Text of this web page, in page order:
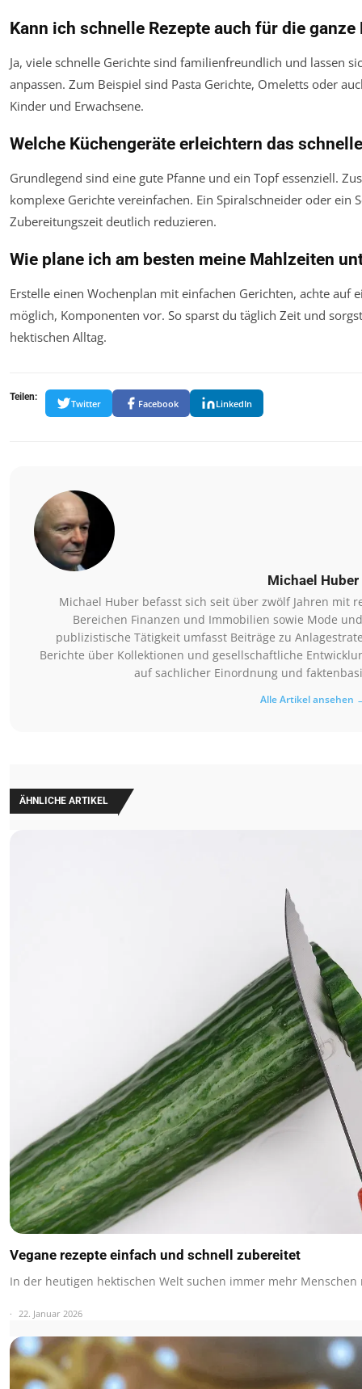
Kann ich schnelle Rezepte auch für die
Ja, viele schnelle Gerichte sind familienfreundlich und lassen
anpassen. Zum Beispiel sind Pasta Gerichte, Omeletts oder
Kinder und Erwachsene.
Welche Küchengeräte erleichtern das
Grundlegend sind eine gute Pfanne und ein Topf essenziell.
komplexe Gerichte vereinfachen. Ein Spiralschneider oder ein
Zubereitungszeit deutlich reduzieren.
Wie plane ich am besten meine Mahlzeiten
Erstelle einen Wochenplan mit einfachen Gerichten, achte auf
möglich, Komponenten vor. So sparst du täglich Zeit und
hektischen Alltag.
Teilen:
Twitter Facebook LinkedIn
Michael Huber
Michael Huber befasst sich seit über zwölf Jahren mit
Bereichen Finanzen und Immobilien sowie Mode
publizistische Tätigkeit umfasst Beiträge zu
Berichte über Kollektionen und gesellschaftliche
auf sachlicher Einordnung und
Alle Artikel ansehen
ÄHNLICHE ARTIKEL
Vegane rezepte einfach und schnell zubereitet
In der heutigen hektischen Welt suchen immer mehr
22. Januar 2026